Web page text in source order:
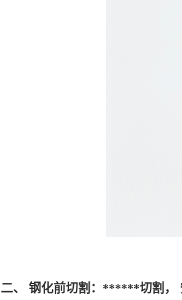
二、 钢化前切割：******切割，